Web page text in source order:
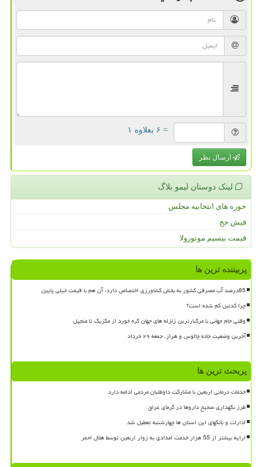
= ۶ بعلاوه ۱
ارسال نظر
لینک دوستان لیمو بلاگ
حوزه های انتخابیه مجلس
فیش حج
قیمت بیسیم موتورولا
پربیننده ترین ها
85درصد آب مصرفی کشور به بخش کشاورزی اختصاص دارد، آن هم با قیمت خیلی پایین
چرا کدئین کم شده است؟
وقتی جام جهانی با مرگبارترین زلزله های جهان گره خورد از مکزیک تا منجیل
آخرین وضعیت جاده چالوس و هراز، جمعه ۲۹ خرداد
پربحث ترین ها
خدمات درمانی اربعین با مشارکت داوطلبان مردمی ادامه دارد
طرز نگهداری صحیح داروها در گرمای عراق
ادارات و بانکهای این استان ها چهارشنبه تعطیل شد
ارایه بیشتر از 55 هزار خدمت امدادی به زوار اربعین توسط هلال احمر